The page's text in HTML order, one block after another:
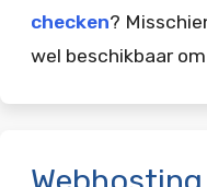
checken?
wel beschikbaar